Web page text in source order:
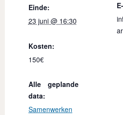
Einde:
23 juni @ 16:30
Kosten:
150€
Alle geplande
data:
Samenwerken